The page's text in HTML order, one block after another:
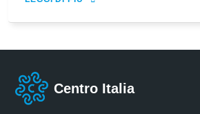
Centro Italia